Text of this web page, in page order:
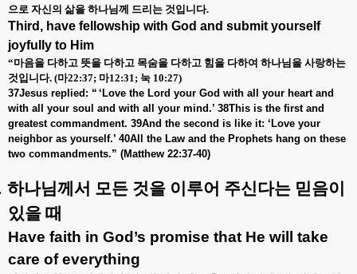
으로 자신의 삶을 하나님께 드리는 것입니다.
Third, have fellowship with God and submit yourself
joyfully to Him
“마음을 다하고 뜻을 다하고 목숨을 다하고 힘을 다하여 하나님을 사랑하는
것입니다. (마22:37; 마12:31; 눅 10:27)
37Jesus replied: “ ‘Love the Lord your God with all your heart and
with all your soul and with all your mind.’ 38This is the first and
greatest commandment. 39And the second is like it: ‘Love your
neighbor as yourself.’ 40All the Law and the Prophets hang on these
two commandments.” (Matthew 22:37-40)
하나님께서 모든 것을 이루어 주신다는 믿음이
있을 때
Have faith in God’s promise that He will take
care of everything